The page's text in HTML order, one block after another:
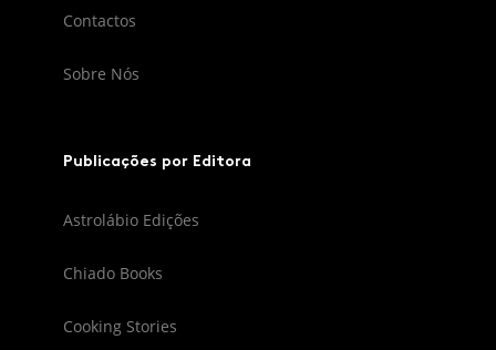
Contactos
Sobre Nós
Publicações por Editora
Astrolábio Edições
Chiado Books
Cooking Stories